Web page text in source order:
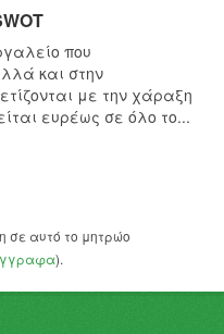
που
και στην
με την χάραξη
ευρέως σε όλο το...
σε αυτό το μητρώο
).